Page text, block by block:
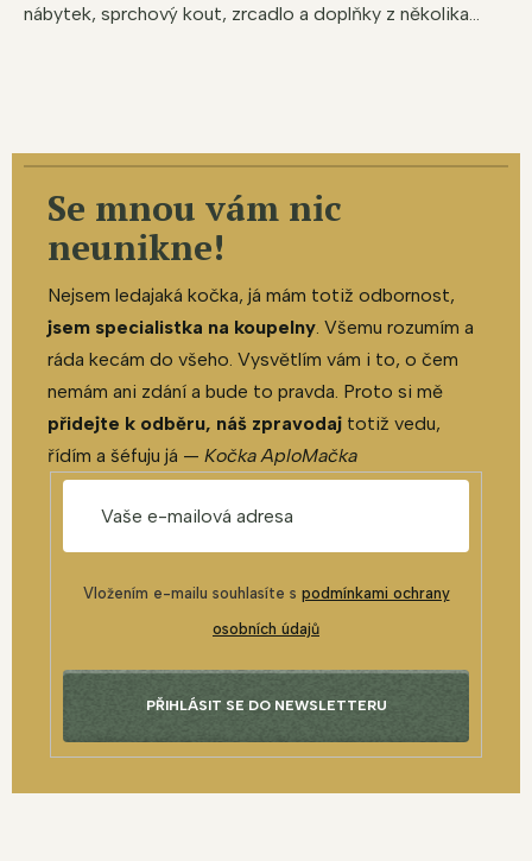
nábytek, sprchový kout, zrcadlo a doplňky z několika...
Se mnou vám nic
neunikne!
Nejsem ledajaká kočka, já mám totiž odbornost,
jsem specialistka na koupelny. Všemu rozumím a
ráda kecám do všeho. Vysvětlím vám i to, o čem
nemám ani zdání a bude to pravda. Proto si mě
přidejte k odběru, náš zpravodaj totiž vedu,
řídím a šéfuju já — Kočka AploMačka
Vložením e-mailu souhlasíte s podmínkami ochrany
osobních údajů
PŘIHLÁSIT SE DO NEWSLETTERU